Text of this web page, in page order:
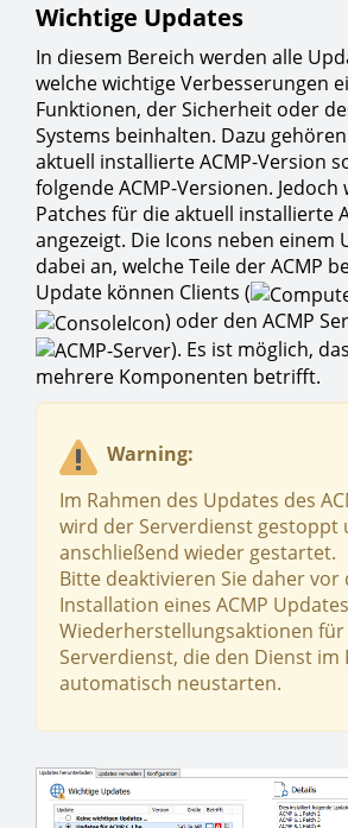
Wichtige Updates
In diesem Bereich werden alle
welche wichtige Verbesserungen
Funktionen, der Sicherheit oder
Systems beinhalten. Dazu
aktuell installierte ACMP-Version
folgende ACMP-Versionen.
Patches für die aktuell installierte
angezeigt. Die Icons neben einem
dabei an, welche Teile der ACMP
Update können Clients (
) oder den ACMP
). Es ist möglich,
mehrere Komponenten betrifft.
Warning:
Im Rahmen des Updates des
wird der Serverdienst gestoppt
anschließend wieder gestartet.
Bitte deaktivieren Sie daher vor
Installation eines ACMP
Wiederherstellungsaktionen für
Serverdienst, die den Dienst im
automatisch neustarten.